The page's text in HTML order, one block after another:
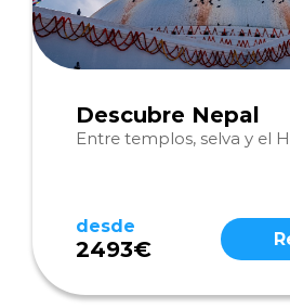
Descubre Nepal
Entre templos, selva y el
desde
2493€